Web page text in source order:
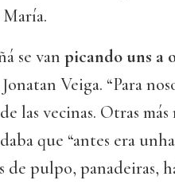
se van picando uns a
Veiga. “Para
las vecinas. Otras más
que “antes era unha
de pulpo, panadeiras,